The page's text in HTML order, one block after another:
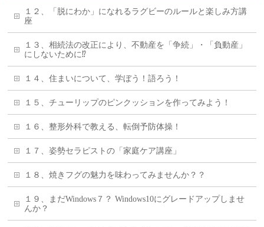
１２、「脱にわか」になれるラグビーのルールと楽しみ方講
座
１３、相続法の改正により、不動産を「争続」・「負動産」
にしないために⁉
１４、住まいについて、学ぼう！語ろう！
１５、チューリップのピンクッションを作ってみよう！
１６、整形外科で教える、転倒予防体操！
１７、姿勢セラピストの「家庭ケア講座」
１８、焼きフグの魅力を味わってみませんか？？
１９、まだWindows７？ Windows10にグレードアップしませ
んか？